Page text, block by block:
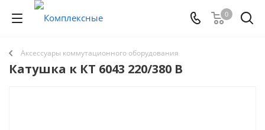
0
Аксессуары коммутационного оборудования
Катушка к КТ 6043 220/380 В